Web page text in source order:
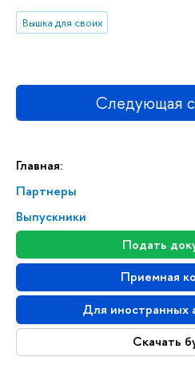
Главная:
Партнеры
Выпускники
Подать
Приемная
Для иностранных
Скачать
Вышка для своих
Следующая